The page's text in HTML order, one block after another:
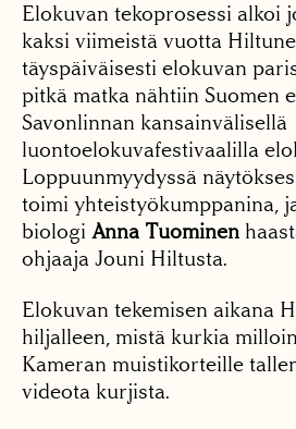
Elokuvan tekoprosessi alkoi
kaksi viimeistä vuotta
täyspäiväisesti elokuvan
pitkä matka nähtiin Suomen
Savonlinnan kansainvälisellä
luontoelokuvafestivaalilla
Loppuunmyydyssä
toimi yhteistyökumppanina,
biologi Anna Tuominen
ohjaaja Jouni Hiltusta.
Elokuvan tekemisen aikana
hiljalleen, mistä kurkia
Kameran muistikorteille
videota kurjista.